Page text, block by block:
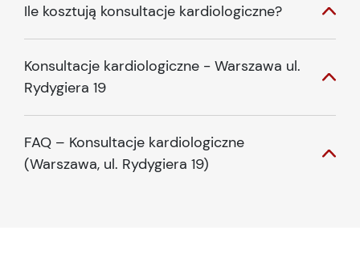
Ile kosztują konsultacje kardiologiczne?
Konsultacje kardiologiczne - Warszawa ul.
Rydygiera 19
FAQ – Konsultacje kardiologiczne
(Warszawa, ul. Rydygiera 19)